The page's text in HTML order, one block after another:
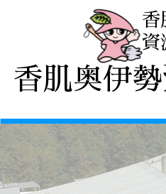
ラザ
香
資
香肌奥伊